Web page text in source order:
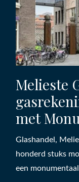
Melieste
met
Glashandel,
honderd stuks
een